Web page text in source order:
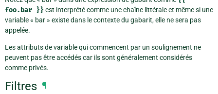
foo.bar }} est interprété comme une chaîne littérale et même si une
variable « bar » existe dans le contexte du gabarit, elle ne sera pas
appelée.
Les attributs de variable qui commencent par un soulignement ne
peuvent pas être accédés car ils sont généralement considérés
comme privés.
Filtres ¶